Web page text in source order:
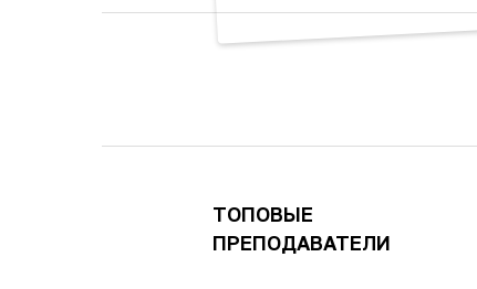
ТОПОВЫЕ
ПРЕПОДАВАТЕЛИ